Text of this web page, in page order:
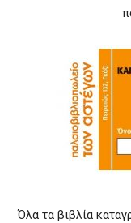
Όλα τα βιβλία